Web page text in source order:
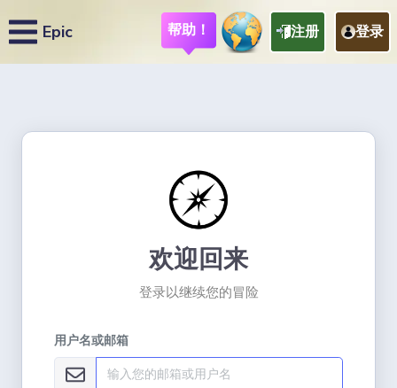
Epic 帮助！ 注册 登录
欢迎回来
登录以继续您的冒险
用户名或邮箱